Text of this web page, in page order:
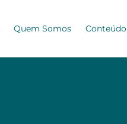
Quem Somos Conteúdo